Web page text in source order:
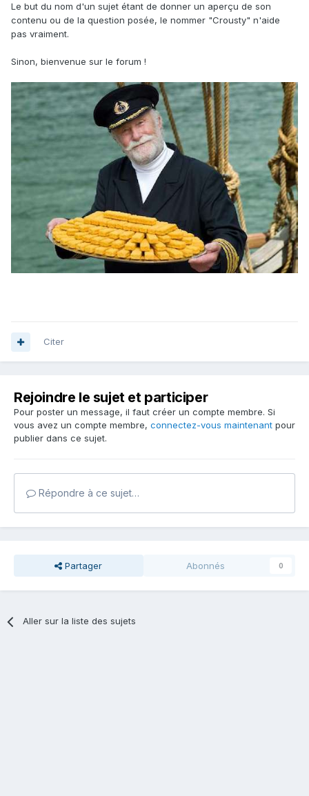
Le but du nom d'un sujet étant de donner un aperçu de son
contenu ou de la question posée, le nommer "Crousty" n'aide
pas vraiment.
Sinon, bienvenue sur le forum !
Citer
Rejoindre le sujet et participer
Pour poster un message, il faut créer un compte membre. Si
vous avez un compte membre, connectez-vous maintenant pour
publier dans ce sujet.
Répondre à ce sujet…
Partager Abonnés 0
Aller sur la liste des sujets